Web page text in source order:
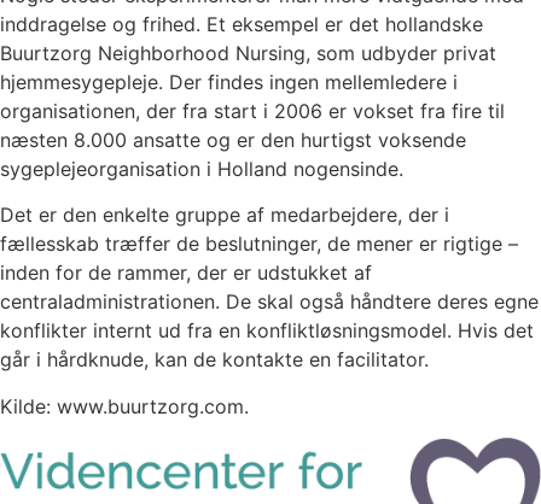
inddragelse og frihed. Et eksempel er det hollandske
Buurtzorg Neighborhood Nursing, som udbyder privat
hjemmesygepleje. Der findes ingen mellemledere i
organisationen, der fra start i 2006 er vokset fra fire til
næsten 8.000 ansatte og er den hurtigst voksende
sygeplejeorganisation i Holland nogensinde.
Det er den enkelte gruppe af medarbejdere, der i
fællesskab træffer de beslutninger, de mener er rigtige –
inden for de rammer, der er udstukket af
centraladministrationen. De skal også håndtere deres egne
konflikter internt ud fra en konfliktløsningsmodel. Hvis det
går i hårdknude, kan de kontakte en facilitator.
Kilde: www.buurtzorg.com.